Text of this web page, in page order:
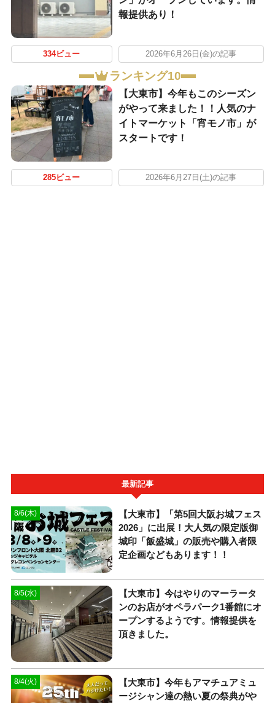
報提供あり！
334ビュー 2026年6月26日(金)の記事
ランキング10
【大東市】今年もこのシーズン
がやって来ました！！人気のナ
イトマーケット「宵モノ市」が
スタートです！
285ビュー 2026年6月27日(土)の記事
最新記事
8/6(木)
【大東市】「第5回大阪お城フェス
2026」に出展！大人気の限定版御
城印「飯盛城」の販売や購入者限
定企画などもあります！！
8/5(水)
【大東市】今はやりのマーラータ
ンのお店がオペラパーク1番館にオ
ープンするようです。情報提供を
頂きました。
8/4(火)
【大東市】今年もアマチュアミュ
ージシャン達の熱い夏の祭典がや